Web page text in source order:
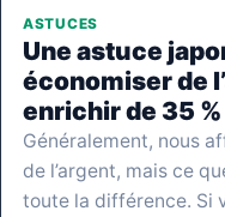
ASTUCES
Une astuce
économiser de
enrichir de 35 %
Généralement, nous
de l’argent, mais ce
toute la différence. Si